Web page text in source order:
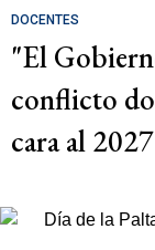
DOCENTES
"El
conflicto
cara al 2027